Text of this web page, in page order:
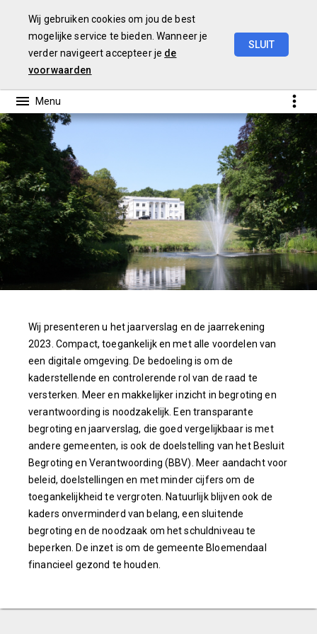
Wij gebruiken cookies om jou de best
mogelijke service te bieden. Wanneer je
verder navigeert accepteer je de
voorwaarden
SLUIT
Wij presenteren u het jaarverslag en de jaarrekening
2023. Compact, toegankelijk en met alle voordelen van
een digitale omgeving. De bedoeling is om de
kaderstellende en controlerende rol van de raad te
versterken. Meer en makkelijker inzicht in begroting en
verantwoording is noodzakelijk. Een transparante
begroting en jaarverslag, die goed vergelijkbaar is met
andere gemeenten, is ook de doelstelling van het Besluit
Begroting en Verantwoording (BBV). Meer aandacht voor
beleid, doelstellingen en met minder cijfers om de
toegankelijkheid te vergroten. Natuurlijk blijven ook de
kaders onverminderd van belang, een sluitende
begroting en de noodzaak om het schuldniveau te
beperken. De inzet is om de gemeente Bloemendaal
financieel gezond te houden.